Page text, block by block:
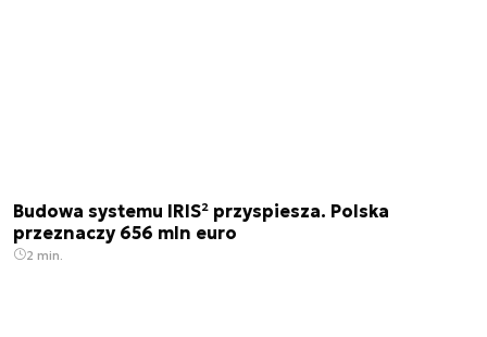
Budowa systemu IRIS² przyspiesza. Polska
przeznaczy 656 mln euro
2 min.